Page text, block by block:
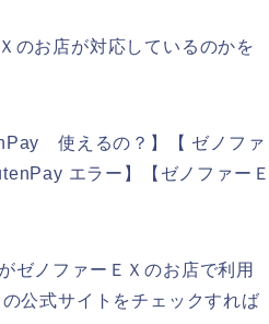
のお店が対応しているのかを
使えるの？】【 ゼノファ
エラー】【ゼノファーＥ
ゼノファーＥＸのお店で利用
公式サイトをチェックすれば